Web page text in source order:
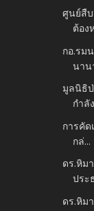
ศูนย์สื
ต้อง
กอ.รม
นาน
มูลนิธิ
กำลั
การคัด
กล่...
ดร.หิม
ประ
ดร.หิม